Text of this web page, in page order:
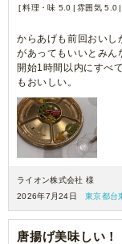
料理・味 5.0 雰囲気 5.0
からあげも前回おいし
があってもいいとみん
開始1時間以内にすべ
もおいしい。
ライオン株式会社 様
2026年7月24日
東京都台
唐揚げ美味しい！